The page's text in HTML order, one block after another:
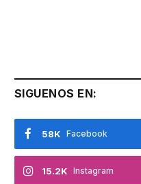
SIGUENOS EN:
Facebook
58K
Instagram
15.2K